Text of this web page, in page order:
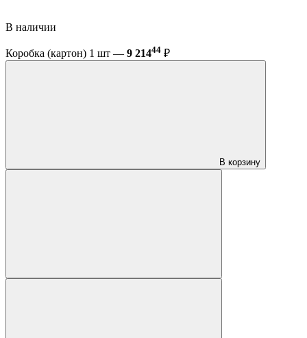
В наличии
Коробка (картон) 1 шт — 9 21444 ₽
В корзину